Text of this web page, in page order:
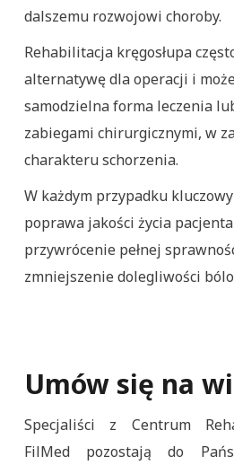
dalszemu rozwojowi choroby.
Rehabilitacja kręgosłupa
alternatywę dla operacji i
samodzielna forma leczenia
zabiegami chirurgicznymi, w
charakteru schorzenia.
W każdym przypadku
poprawa jakości życia
przywrócenie pełnej
zmniejszenie dolegliwości
Umów się na
Specjaliści z Centrum
FilMed pozostają do